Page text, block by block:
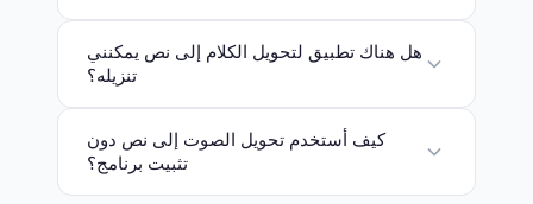
هل هناك تطبيق لتحويل الكلام إلى نص يمكنني
تنزيله؟
كيف أستخدم تحويل الصوت إلى نص دون
تثبيت برنامج؟